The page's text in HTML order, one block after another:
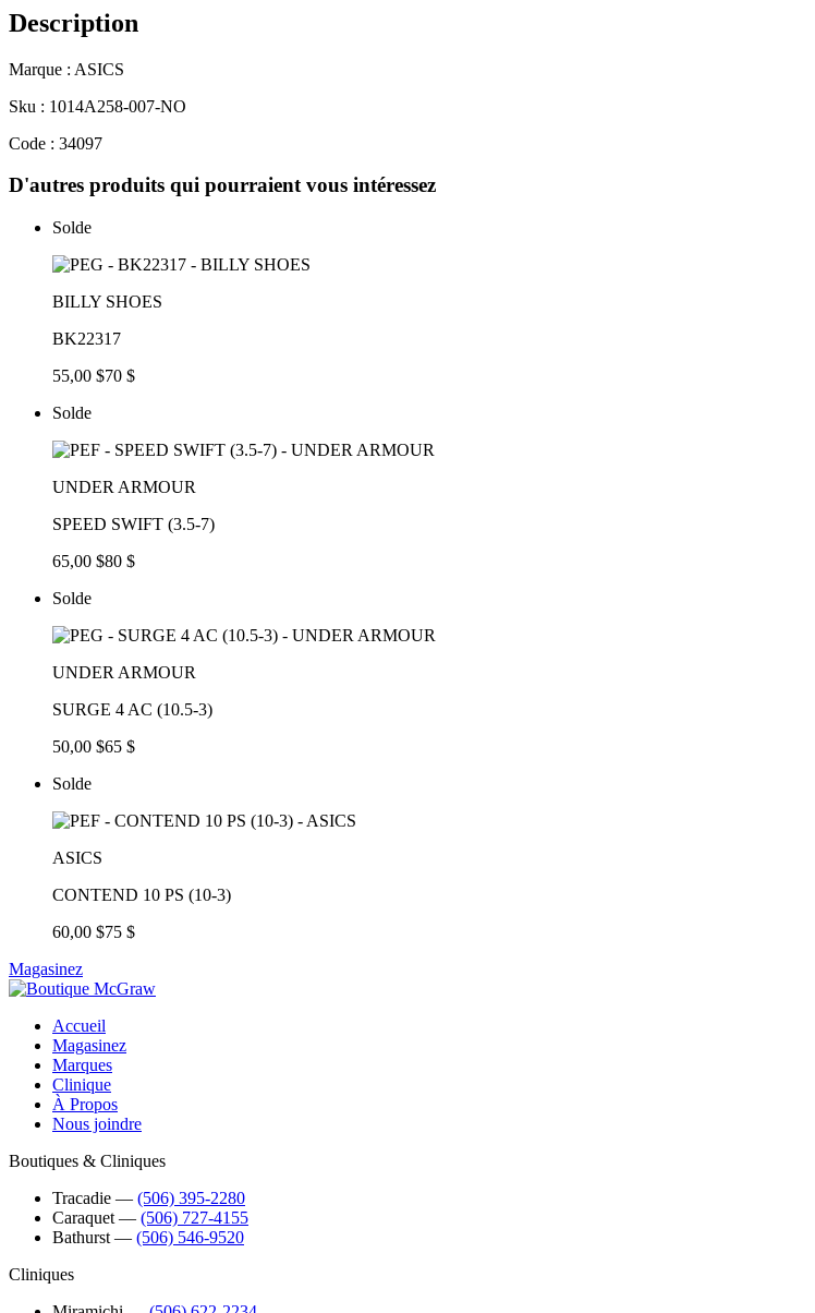
Description
Marque : ASICS
Sku : 1014A258-007-NO
Code : 34097
D'autres produits qui pourraient vous intéressez
Solde
BILLY SHOES
BK22317
55,00 $70 $
Solde
UNDER ARMOUR
SPEED SWIFT (3.5-7)
65,00 $80 $
Solde
UNDER ARMOUR
SURGE 4 AC (10.5-3)
50,00 $65 $
Solde
ASICS
CONTEND 10 PS (10-3)
60,00 $75 $
Magasinez
Accueil
Magasinez
Marques
Clinique
À Propos
Nous joindre
Boutiques & Cliniques
Tracadie ― (506) 395-2280
Caraquet ― (506) 727-4155
Bathurst ― (506) 546-9520
Cliniques